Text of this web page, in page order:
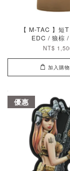
【 M-TAC 】短
EDC / 狼棕 /
NT$
加入購
優惠